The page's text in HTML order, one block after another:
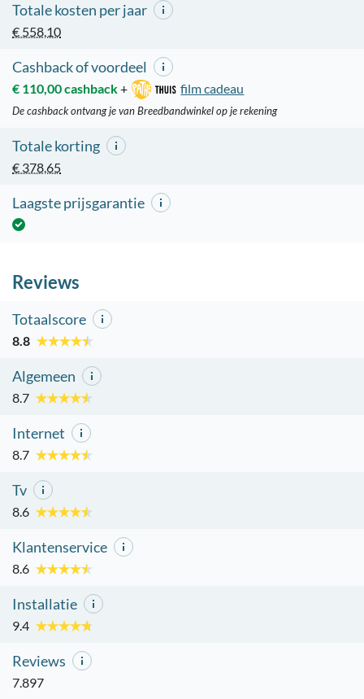
Totale kosten per jaar
€ 558,10
Cashback of voordeel
€ 110,00 cashback+ film cadeau
De cashback ontvang je van Breedbandwinkel op je rekening
Totale korting
€ 378,65
Laagste prijsgarantie
Reviews
Totaalscore
8.8
Algemeen
8.7
Internet
8.7
Tv
8.6
Klantenservice
8.6
Installatie
9.4
Reviews
7.897